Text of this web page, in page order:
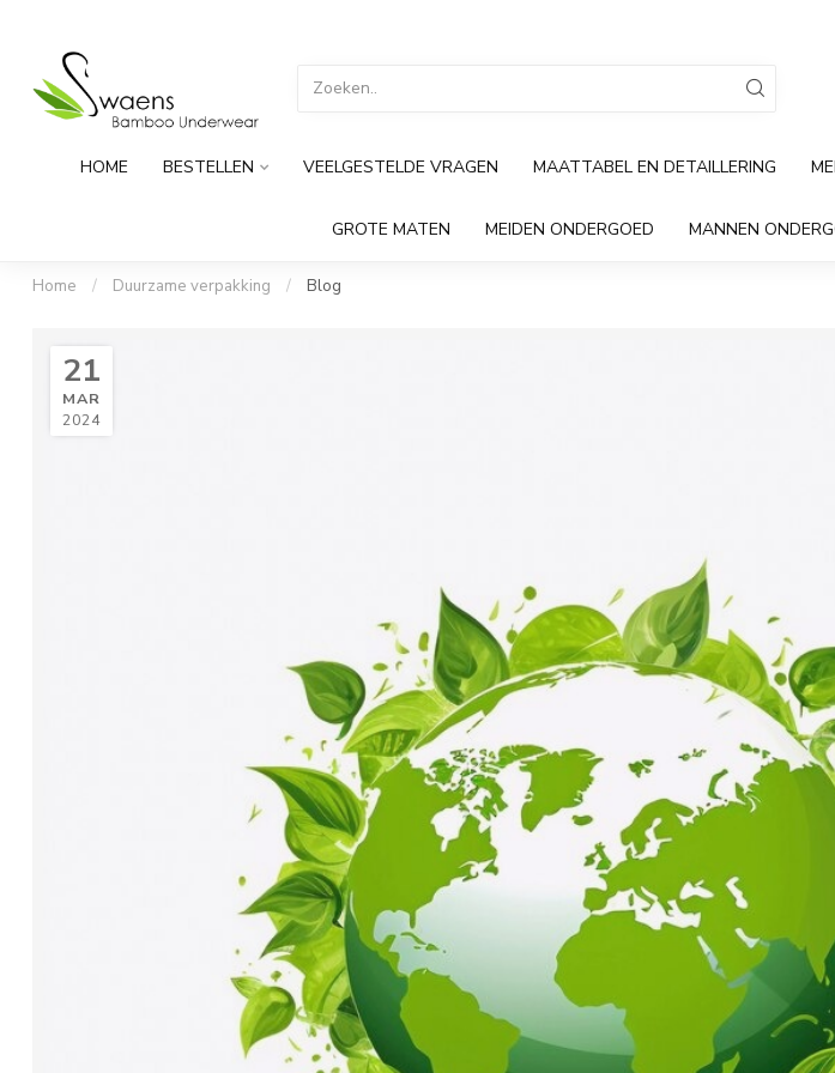
HOME BESTELLEN VEELGESTELDE VRAGEN MAATTABEL EN DETAILLERING
GROTE MATEN MEIDEN ONDERGOED MANNEN
Home / Duurzame verpakking / Blog
21
MAR
2024